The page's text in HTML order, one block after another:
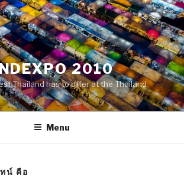
2010
Thailand has to offer at the Thailand
Menu
น์ คือ